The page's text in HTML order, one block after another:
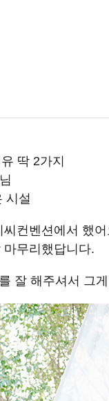
딱 2가지
시설
컨벤션에서 했어
무리했답니다.
잘 해주셔서 그